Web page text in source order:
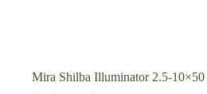
Mira Shilba Illuminator 2.5-10×50